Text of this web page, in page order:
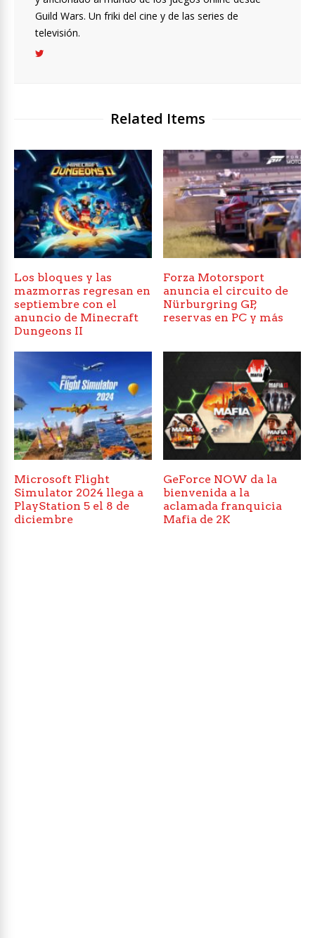
Guild Wars. Un friki del cine y de las series de
televisión.
Related Items
Los bloques y las
mazmorras regresan en
septiembre con el
anuncio de Minecraft
Dungeons II
Forza Motorsport
anuncia el circuito de
Nürburgring GP,
reservas en PC y más
Microsoft Flight
Simulator 2024 llega a
PlayStation 5 el 8 de
diciembre
GeForce NOW da la
bienvenida a la
aclamada franquicia
Mafia de 2K